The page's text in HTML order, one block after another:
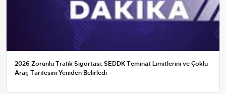
2026 Zorunlu Trafik Sigortası: SEDDK Teminat Limitlerini ve Çoklu
Araç Tarifesini Yeniden Belirledi